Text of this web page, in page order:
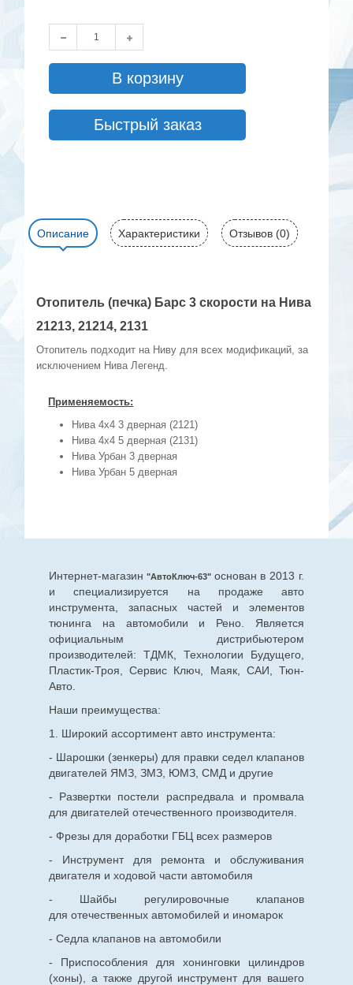
В корзину
Быстрый заказ
Описание Характеристики Отзывов (0)
Отопитель (печка) Барс 3 скорости на Нива
21213, 21214, 2131
Отопитель подходит на Ниву для всех модификаций, за
исключением Нива Легенд.
Применяемость:
Нива 4х4 3 дверная (2121)
Нива 4х4 5 дверная (2131)
Нива Урбан 3 дверная
Нива Урбан 5 дверная
Интернет-магазин "АвтоКлюч-63" основан в 2013 г.
и специализируется на продаже авто
инструмента, запасных частей и элементов
тюнинга на автомобили и Рено. Является
официальным дистрибьютером
производителей: ТДМК, Технологии Будущего,
Пластик-Троя, Сервис Ключ, Маяк, САИ, Тюн-
Авто.
Наши преимущества:
1. Широкий ассортимент авто инструмента:
- Шарошки (зенкеры) для правки седел клапанов
двигателей ЯМЗ, ЗМЗ, ЮМЗ, СМД и другие
- Развертки постели распредвала и промвала
для двигателей отечественного производителя.
- Фрезы для доработки ГБЦ всех размеров
- Инструмент для ремонта и обслуживания
двигателя и ходовой части автомобиля
- Шайбы регулировочные клапанов
для отечественныхавтомобилей и иномарок
- Седла клапанов на автомобили
- Приспособления для хонинговки цилиндров
(хоны), а также другой инструмент для вашего